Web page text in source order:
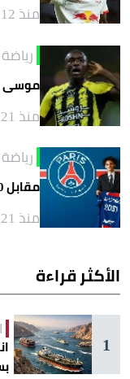
منذ 12 دقيقة
رياضة
موسى
منذ 21 دقيقة
رياضة
مقابل 50 مليون يورو.. سان جيرمان يضم أكليوش
منذ 21 دقيقة
الأكثر قراءة
1